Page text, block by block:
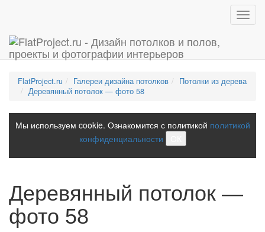
FlatProject.ru Галереи дизайна потолков
Потолки из дерева
Деревянный потолок — фото 58
Мы используем cookie. Ознакомится с политикой политикой
конфиденциальности
Деревянный потолок —
фото 58